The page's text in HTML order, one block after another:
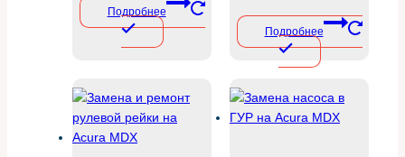
Подробнее
Подробнее